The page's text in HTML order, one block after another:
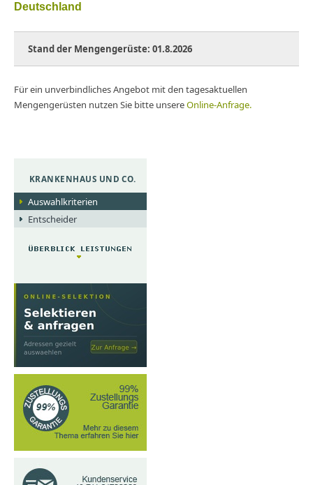
Deutschland
Stand der Mengengerüste: 01.8.2026
Für ein unverbindliches Angebot mit den tagesaktuellen
Mengengerüsten nutzen Sie bitte unsereOnline-Anfrage.
KRANKENHAUS UND CO.
Auswahlkriterien
Entscheider